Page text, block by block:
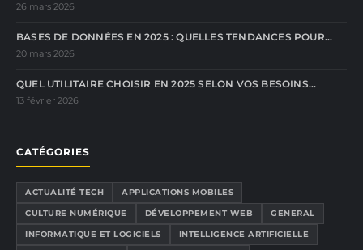
26 mars 2026
BASES DE DONNÉES EN 2025 : QUELLES TENDANCES POUR…
20 mars 2026
QUEL UTILITAIRE CHOISIR EN 2025 SELON VOS BESOINS…
13 février 2026
CATÉGORIES
ACTUALITÉ TECH
APPLICATIONS MOBILES
CULTURE NUMÉRIQUE
DÉVELOPPEMENT WEB
GENERAL
INFORMATIQUE ET LOGICIELS
INTELLIGENCE ARTIFICIELLE